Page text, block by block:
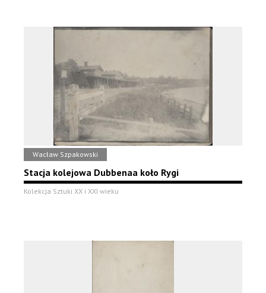
Wacław Szpakowski
Stacja kolejowa Dubbenaa koło Rygi
Kolekcja Sztuki XX i XXI wieku